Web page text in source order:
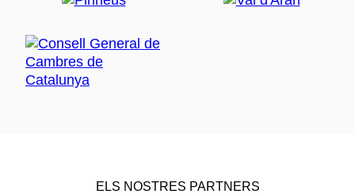
ELS NOSTRES PARTNERS